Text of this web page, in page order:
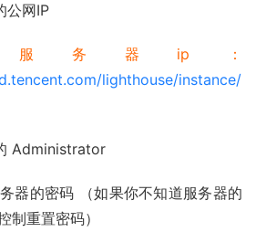
公网IP
服务器 ip：
lighthouse/instance/
Administrator
器的密码 （如果你不知道服务器的
制重置密码）